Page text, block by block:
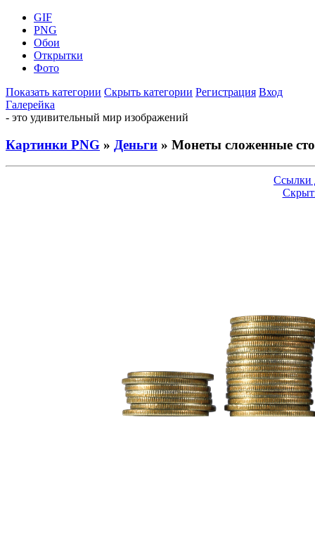
GIF
PNG
Обои
Открытки
Фото
Показать категории Скрыть категории Регистрация Вход
Галерейка
- это удивительный мир изображений
Картинки PNG » Деньги » Монеты сложенные
Ссылки